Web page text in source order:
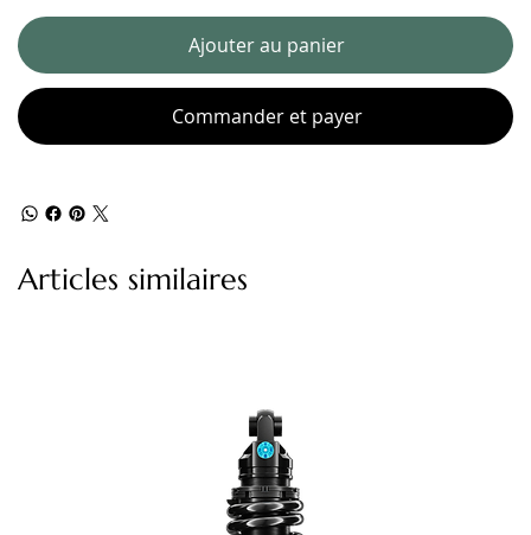
Ajouter au panier
Commander et payer
Articles similaires